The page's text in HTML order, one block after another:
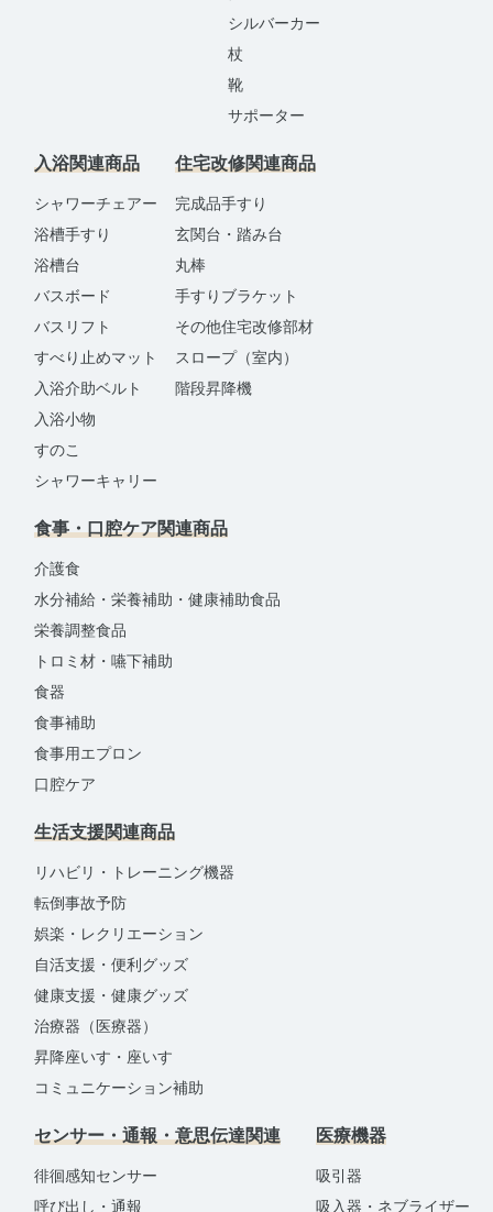
シルバーカー
杖
靴
サポーター
入浴関連商品
シャワーチェアー
浴槽手すり
浴槽台
バスボード
バスリフト
すべり止めマット
入浴介助ベルト
入浴小物
すのこ
シャワーキャリー
住宅改修関連商品
完成品手すり
玄関台・踏み台
丸棒
手すりブラケット
その他住宅改修部材
スロープ（室内）
階段昇降機
食事・口腔ケア関連商品
介護食
水分補給・栄養補助・健康補助食品
栄養調整食品
トロミ材・嚥下補助
食器
食事補助
食事用エプロン
口腔ケア
生活支援関連商品
リハビリ・トレーニング機器
転倒事故予防
娯楽・レクリエーション
自活支援・便利グッズ
健康支援・健康グッズ
治療器（医療器）
昇降座いす・座いす
コミュニケーション補助
センサー・通報・意思伝達関連
徘徊感知センサー
呼び出し・通報
医療機器
吸引器
吸入器・ネブライザー